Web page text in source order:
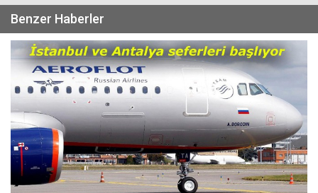
Benzer Haberler